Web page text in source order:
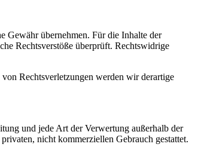
Gewähr übernehmen. Für die Inhalte der
Rechtsverstöße überprüft. Rechtswidrige
Rechtsverletzungen werden wir derartige
und jede Art der Verwertung außerhalb der
nicht kommerziellen Gebrauch gestattet.